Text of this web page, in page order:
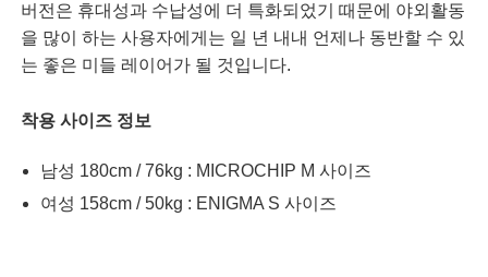
버전은 휴대성과 수납성에 더 특화되었기 때문에 야외활동
을 많이 하는 사용자에게는 일 년 내내 언제나 동반할 수 있
는 좋은 미들 레이어가 될 것입니다.
착용 사이즈 정보
남성 180cm / 76kg : MICROCHIP M 사이즈
여성 158cm / 50kg : ENIGMA S 사이즈